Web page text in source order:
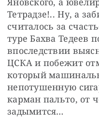
Тетрадзе!.. Ну, а
считалось за
туре Бахва Тедеев
впоследствии
ЦСКА и побежит
который
непотушенную
карман пальто, от
задымится…